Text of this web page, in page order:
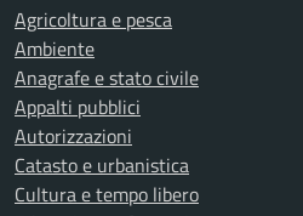
Agricoltura e pesca
Ambiente
Anagrafe e stato civile
Appalti pubblici
Autorizzazioni
Catasto e urbanistica
Cultura e tempo libero